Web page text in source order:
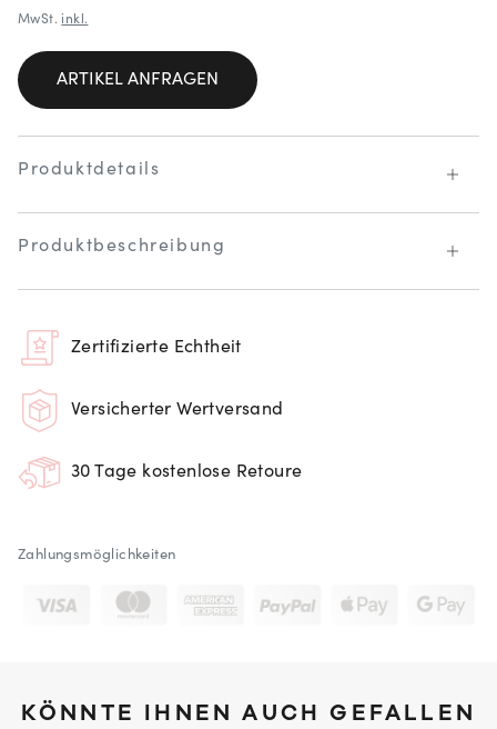
MwSt. inkl.
ARTIKEL ANFRAGEN
Produktdetails
Produktbeschreibung
Zertifizierte Echtheit
Versicherter Wertversand
30 Tage kostenlose Retoure
Zahlungsmöglichkeiten
KÖNNTE IHNEN AUCH GEFALLEN